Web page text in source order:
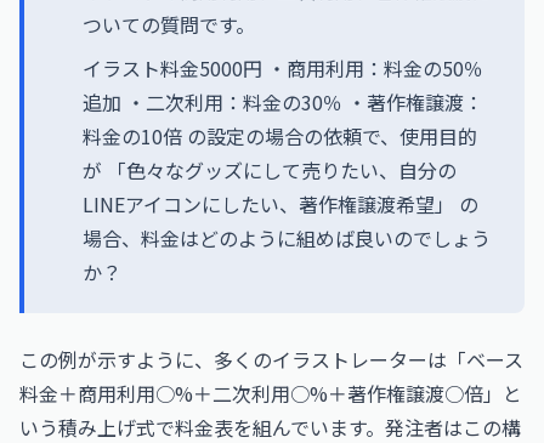
ついての質問です。
イラスト料金5000円 ・商用利用：料金の50％
追加 ・二次利用：料金の30％ ・著作権譲渡：
料金の10倍 の設定の場合の依頼で、使用目的
が 「色々なグッズにして売りたい、自分の
LINEアイコンにしたい、著作権譲渡希望」 の
場合、料金はどのように組めば良いのでしょう
か？
この例が示すように、多くのイラストレーターは「ベース
料金＋商用利用○%＋二次利用○%＋著作権譲渡○倍」と
いう積み上げ式で料金表を組んでいます。発注者はこの構